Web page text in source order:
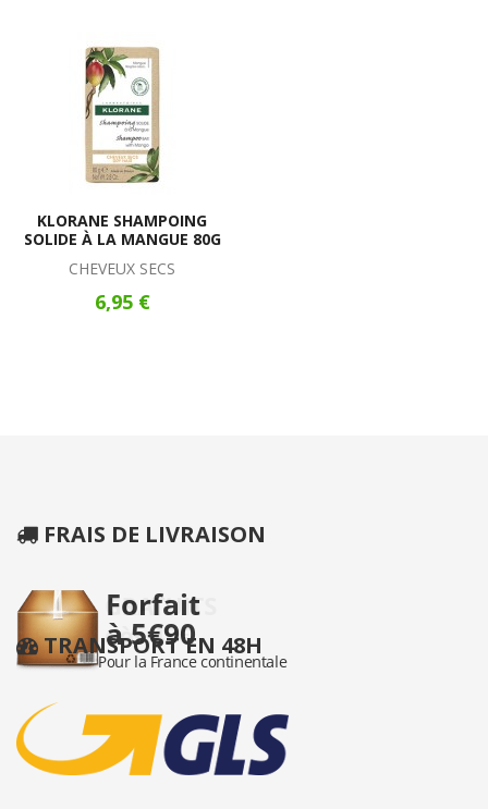
KLORANE SHAMPOING
SOLIDE À LA MANGUE 80G
CHEVEUX SECS
6,95 €
FRAIS DE LIVRAISON
TRANSPORT EN 48H